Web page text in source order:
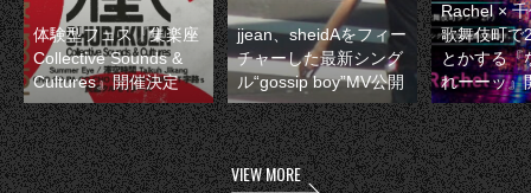
体験型フェス『集楽座
Collective Sounds &
Cultures』開催決定
jjean、sheidAをフィー
チャーした最新シング
ル“gossip boy”MV公開
Rachel ×
歌舞伎町で
とかする『
れーーッ』
VIEW MORE